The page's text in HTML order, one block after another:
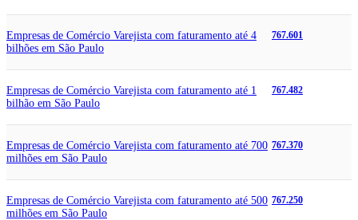
Empresas de Comércio Varejista com faturamento até 4
bilhões em São Paulo
767.601
Empresas de Comércio Varejista com faturamento até 1
bilhão em São Paulo
767.482
Empresas de Comércio Varejista com faturamento até 700
milhões em São Paulo
767.370
Empresas de Comércio Varejista com faturamento até 500
milhões em São Paulo
767.250